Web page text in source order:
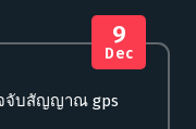
จับสัญญาณ gps
9
Dec